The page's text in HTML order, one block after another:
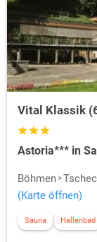
Vital Klassik
Astoria*** in
Böhmen
(Karte öffnen)
Sauna Hallenbad